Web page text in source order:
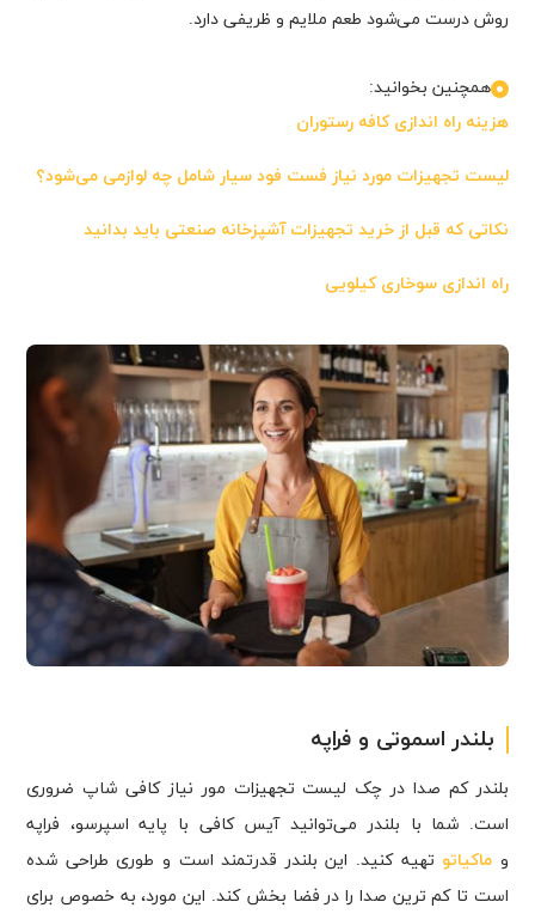
روش درست می‌شود طعم ملایم و ظریفی دارد.
همچنین بخوانید:
هزینه راه اندازی کافه رستوران
لیست تجهیزات مورد نیاز فست فود سیار شامل چه لوازمی می‌شود؟
نکاتی که قبل از خرید تجهیزات آشپزخانه صنعتی باید بدانید
راه ‌اندازی سوخاری کیلویی
بلندر اسموتی و فراپه
بلندر کم صدا در چک لیست تجهیزات مور نیاز کافی شاپ ضروری
است. شما با بلندر می‌توانید آیس کافی با پایه اسپرسو، فراپه
و ماکیاتو تهیه کنید. این بلندر قدرتمند است و طوری طراحی شده
است تا کم ترین صدا را در فضا بخش کند. این مورد، به خصوص برای